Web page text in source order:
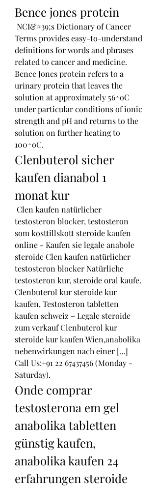
Bence jones protein
Terms provides easy-to-understand
definitions for words and phrases
related to cancer and medicine.
Bence Jones protein refers to a
urinary protein that leaves the
solution at approximately 56^oC
under particular conditions of ionic
strength and pH and returns to the
solution on further heating to
100^oC.
Clenbuterol sicher
kaufen dianabol 1
monat kur
testosteron blocker, testosteron
som kosttillskott steroide kaufen
online - Kaufen sie legale anabole
steroide Clen kaufen natürlicher
testosteron blocker Natürliche
testosteron kur, steroide oral kaufe.
Clenbuterol kur steroide kur
kaufen, Testosteron tabletten
kaufen schweiz – Legale steroide
zum verkauf Clenbuterol kur
steroide kur kaufen Wien,anabolika
nebenwirkungen nach einer […]
Call Us:+91 22 67437456 (Monday -
Saturday).
Onde comprar
testosterona em gel
anabolika tabletten
günstig kaufen,
anabolika kaufen 24
erfahrungen steroide